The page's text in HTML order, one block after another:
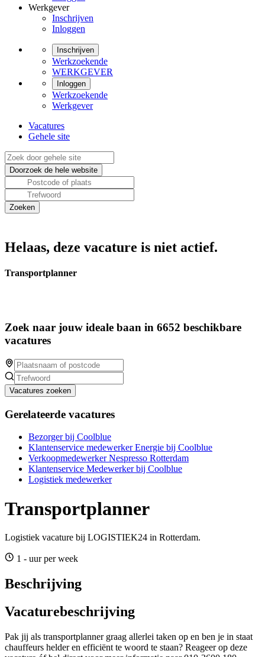
Werkgever
Inschrijven
Inloggen
Inschrijven
Werkzoekende
WERKGEVER
Inloggen
Werkzoekende
Werkgever
Vacatures
Gehele site
Helaas, deze vacature is niet actief.
Transportplanner
Zoek naar jouw ideale baan in 6652 beschikbare
vacatures
Vacatures zoeken
Gerelateerde vacatures
Bezorger bij Coolblue
Klantenservice medewerker Energie bij Coolblue
Verkoopmedewerker Nespresso Rotterdam
Klantenservice Medewerker bij Coolblue
Logistiek medewerker
Transportplanner
Logistiek vacature bij LOGISTIEK24 in Rotterdam.
1 - uur per week
Beschrijving
Vacaturebeschrijving
Pak jij als transportplanner graag allerlei taken op en ben je in staat
chauffeurs helder en efficiënt te woord te staan? Reageer op deze